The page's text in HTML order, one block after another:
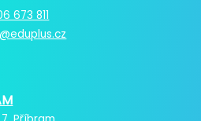
673 811